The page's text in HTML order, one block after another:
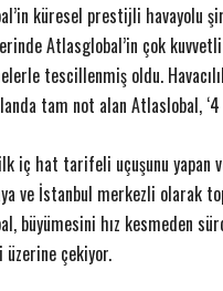
küresel prestijli havayolu
Atlasglobal’in çok
tescillenmiş oldu.
tam not alan Atlaslobal,
iç hat tarifeli uçuşunu yapan
ve İstanbul merkezli olarak
büyümesini hız kesmeden
çekiyor.
Akzirve Challenge
Yener YÜKSEK 12 Aralık